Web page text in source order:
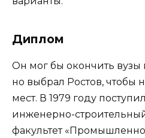
Диплом
Он мог бы окончить
но выбрал Ростов, чтобы
мест. В 1979 году
инженерно-
факультет